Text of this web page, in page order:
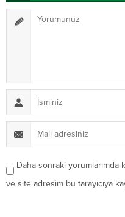
Daha sonraki yorumlarımda
ve site adresim bu tarayıcıya